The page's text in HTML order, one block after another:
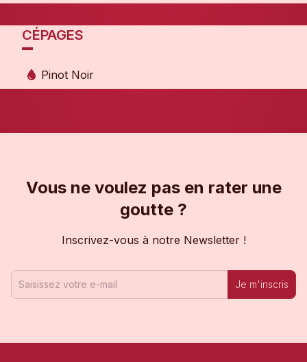
CÉPAGES
Pinot Noir
Vous ne voulez pas en rater une
goutte ?
Inscrivez-vous à notre Newsletter !
Je m'inscris